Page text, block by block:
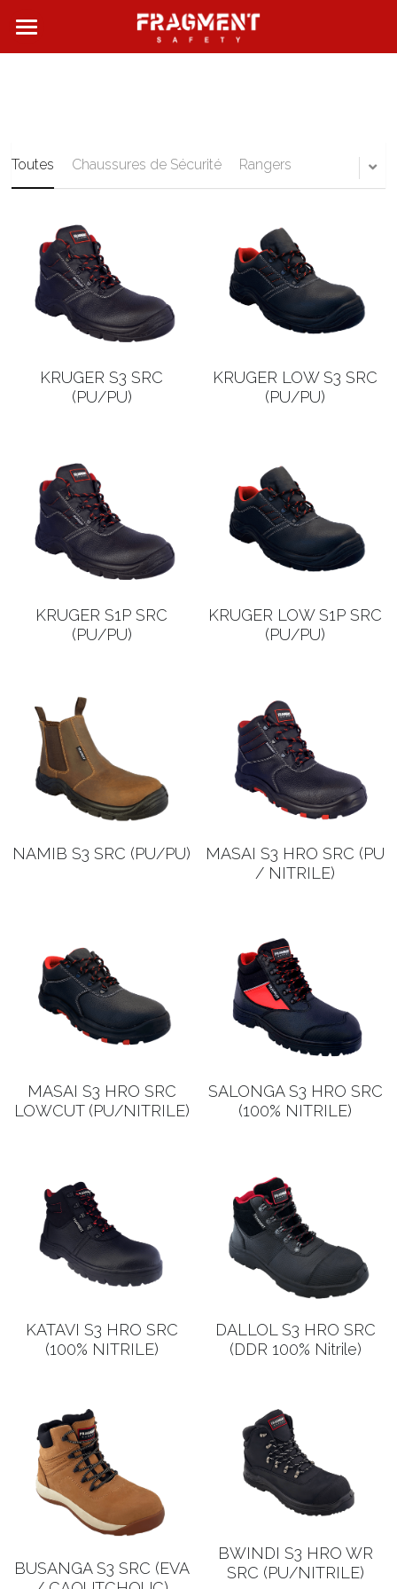
FRAGMENT SAFETY
CONTACT
Rechercher
Français
Français
English
Toutes Chaussures de Sécurité Rangers
KRUGER S3 SRC
(PU/PU)
KRUGER LOW S3 SRC
(PU/PU)
KRUGER S1P SRC
(PU/PU)
KRUGER LOW S1P SRC
(PU/PU)
NAMIB S3 SRC (PU/PU)
MASAI S3 HRO SRC (PU
/ NITRILE)
MASAI S3 HRO SRC
LOWCUT (PU/NITRILE)
SALONGA S3 HRO SRC
(100% NITRILE)
KATAVI S3 HRO SRC
(100% NITRILE)
DALLOL S3 HRO SRC
(DDR 100% Nitrile)
BUSANGA S3 SRC (EVA
BWINDI S3 HRO WR
SRC (PU/NITRILE)